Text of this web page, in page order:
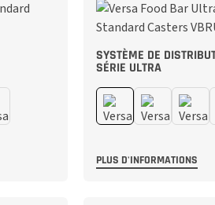
SYSTÈME DE
SÉRIE ULTRA
PLUS D'INFORMATIONS